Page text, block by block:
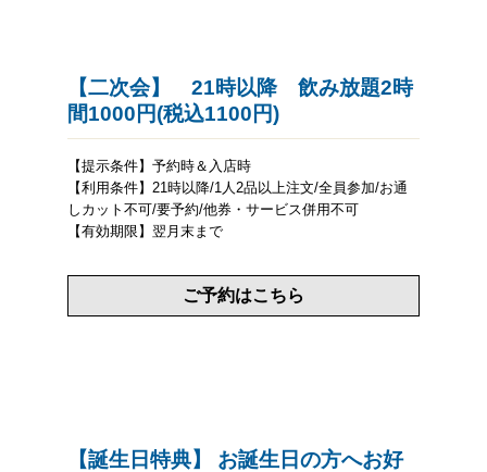
【二次会】 21時以降 飲み放題2時
間1000円(税込1100円)
【提示条件】予約時＆入店時
【利用条件】21時以降/1人2品以上注文/全員参加/お通
しカット不可/要予約/他券・サービス併用不可
【有効期限】翌月末まで
ご予約はこちら
【誕生日特典】 お誕生日の方へお好